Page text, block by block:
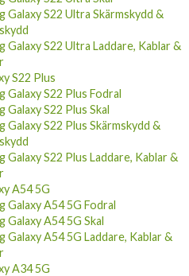
Galaxy S22 Ultra Skärmskydd &
Galaxy S22 Ultra Laddare, Kablar &
S22 Plus
Galaxy S22 Plus Fodral
Galaxy S22 Plus Skal
Galaxy S22 Plus Skärmskydd &
Galaxy S22 Plus Laddare, Kablar &
A54 5G
Galaxy A54 5G Fodral
Galaxy A54 5G Skal
Galaxy A54 5G Laddare, Kablar &
A34 5G